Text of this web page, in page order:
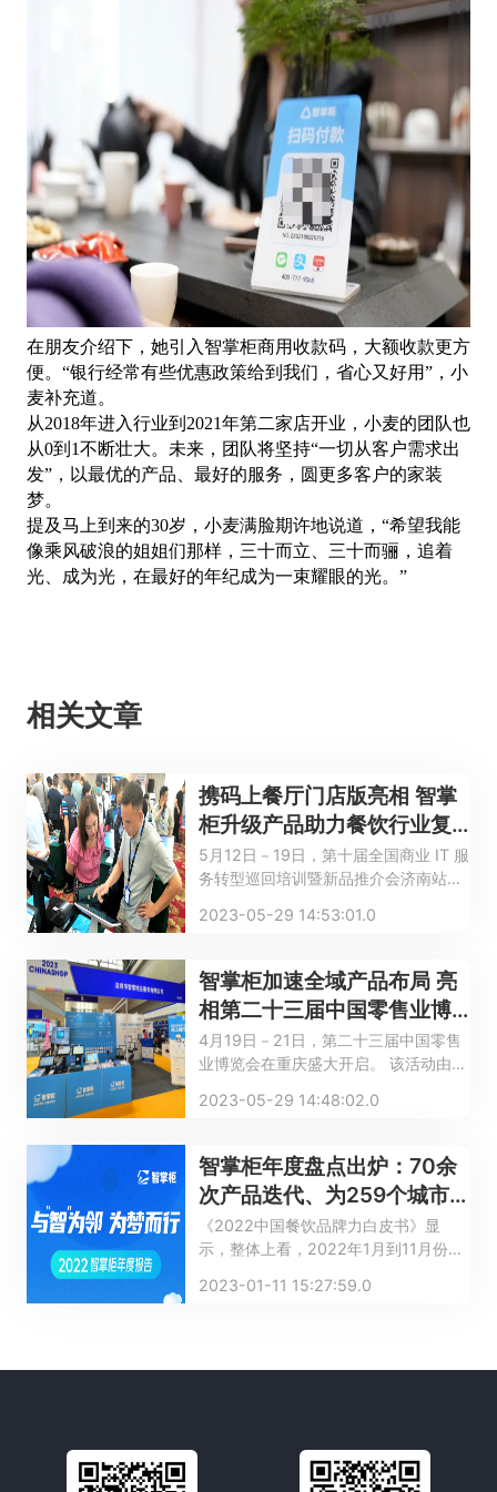
在朋友介绍下，她引入智掌柜商用收款码，大额收款更方
便。 “银行经常有些优惠政策给到我们，省心又好用”，小
麦补充道。
从2018年进入行业到2021年第二家店开业，小麦的团队也
从0到1不断壮大。未来，团队将坚持“一切从客户需求出
发”，以最优的产品、最好的服务，圆更多客户的家装
梦。
提及马上到来的30岁，小麦满脸期许地说道，“希望我能
像乘风破浪的姐姐们那样，三十而立、三十而骊，追着
光、成为光，在最好的年纪成为一束耀眼的光。”
相关文章
携码上餐厅门店版亮相 智掌
柜升级产品助力餐饮行业复
苏
5月12日－19日，第十届全国商业 IT 服
务转型巡回培训暨新品推介会济南站、
码上餐厅门店版参展亮相。
2023-05-29 14:53:01.0
智掌柜加速全域产品布局 亮
相第二十三届中国零售业博
览会
4月19日－21日，第二十三届中国零售
业博览会在重庆盛大开启。 该活动由连
经营协会（CCFA）＂主办，旨在探讨
把握创新脉搏，抓住发展机遇，是零售
与餐饮数字化行业的风向标之一。
2023-05-29 14:48:02.0
智掌柜年度盘点出炉：70余
次产品迭代、为259个城市
商户保驾护航
《2022中国餐饮品牌力白皮书》显
示，整体上看，2022年1月到11月份累
同期下降5.4％。诚然，2022年是艰难
2023-01-11 15:27:59.0